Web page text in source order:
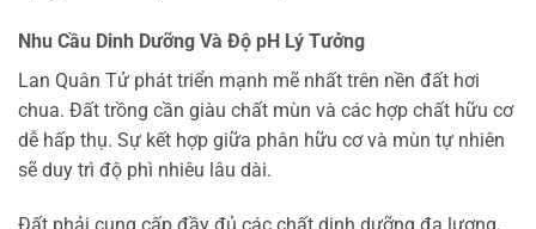
Nhu Cầu Dinh Dưỡng Và Độ pH Lý Tưởng
Lan Quân Tử phát triển mạnh mẽ nhất trên nền đất hơi
chua. Đất trồng cần giàu chất mùn và các hợp chất hữu cơ
dễ hấp thụ. Sự kết hợp giữa phân hữu cơ và mùn tự nhiên
sẽ duy trì độ phì nhiêu lâu dài.